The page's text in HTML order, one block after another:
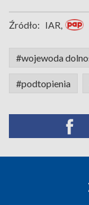
Źródło: IAR,
#wojewoda
#podtopienia